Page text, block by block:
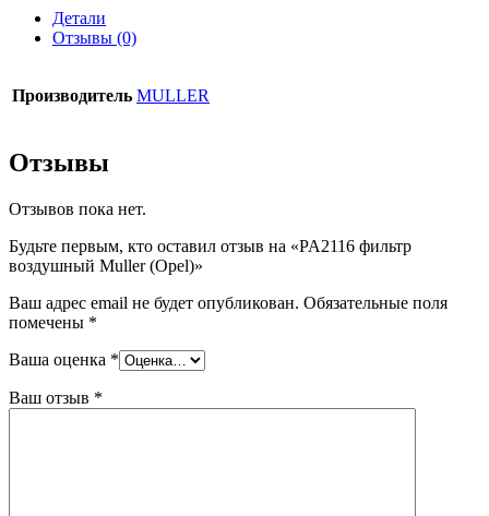
Детали
Отзывы (0)
Производитель MULLER
Отзывы
Отзывов пока нет.
Будьте первым, кто оставил отзыв на «PA2116 фильтр
воздушный Muller (Opel)»
Ваш адрес email не будет опубликован. Обязательные поля
помечены *
Ваша оценка *
Ваш отзыв *